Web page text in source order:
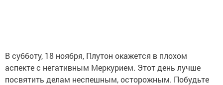
В субботу, 18 ноября, Плутон окажется в плохом
аспекте с негативным Меркурием. Этот день лучше
посвятить делам неспешным, осторожным. Побудьте